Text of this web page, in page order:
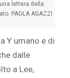
lettera della
PAOLA AGAZZI
Y umano e di
dalle
a Lee,